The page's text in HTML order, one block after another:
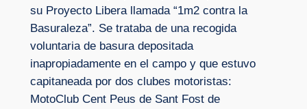
su Proyecto Libera llamada “1m2 contra la
Basuraleza”. Se trataba de una recogida
voluntaria de basura depositada
inapropiadamente en el campo y que estuvo
capitaneada por dos clubes motoristas:
MotoClub Cent Peus de Sant Fost de